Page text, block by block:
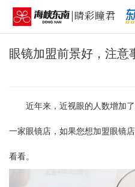
眼镜加盟前景好，注意
近年来，近视眼的人数增加
一家眼镜店，如果您想加盟眼镜
看看。